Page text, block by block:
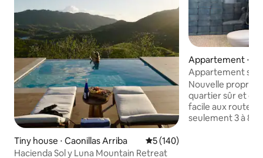
Tiny house ⋅ Caonillas Arriba Évaluation moyenne sur la
5 (140)
Hacienda Sol y Luna Mountain Retreat
Appartement ⋅
Appartement sûr
climatisation
Nouvelle
quartier sûr et
facile aux routes
seulement 3 à 8